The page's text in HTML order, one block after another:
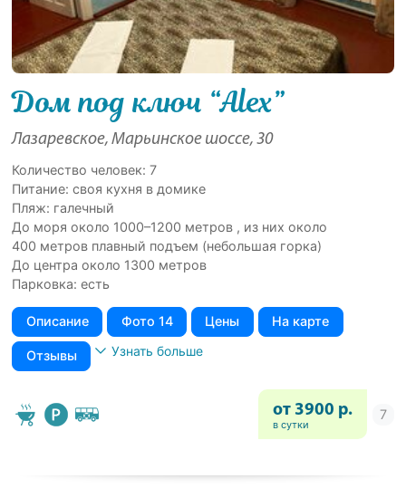
Дом под ключ “Alex”
Лазаревское, Марьинское шоссе, 30
Количество человек: 7
Питание: своя кухня в домике
Пляж: галечный
До моря около 1000–1200 метров , из них около
400 метров плавный подъем (небольшая горка)
До центра около 1300 метров
Парковка: есть
Описание Фото 14 Цены На карте
Отзывы Узнать больше
от 3900 р.
в сутки